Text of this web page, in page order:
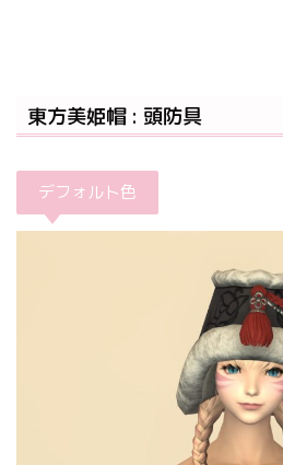
東方美姫帽 : 頭防具
デフォルト色